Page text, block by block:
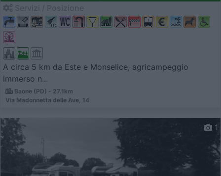
A circa 5 km da Este e Monselice, agricampeggio
immerso n...
Baone (PD) - 27.1km
Via Madonnetta delle Ave, 14
1